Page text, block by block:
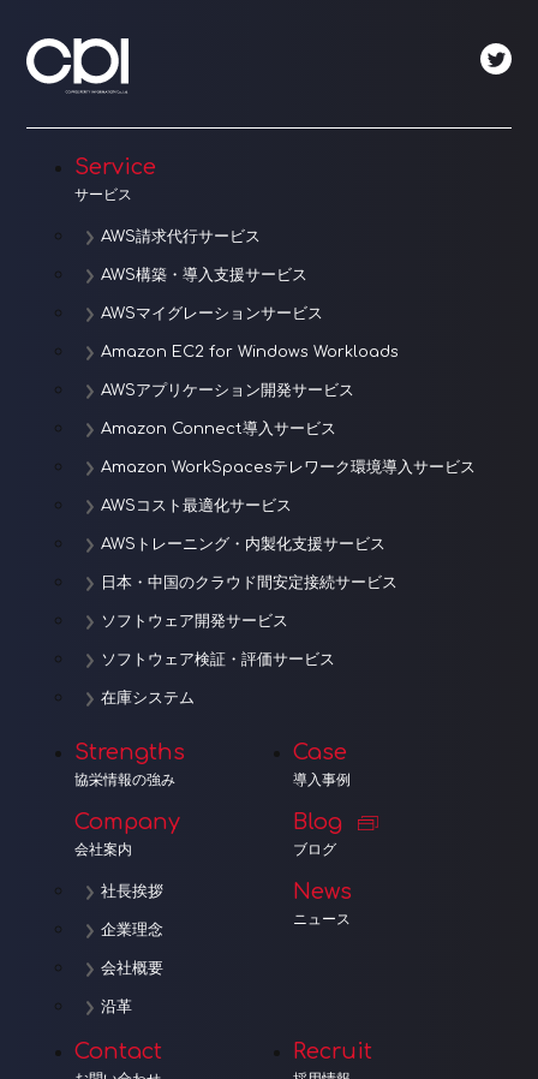
ゲ
ー
シ
ョ Service
サービス
AWS請求代行サービス
AWS構築・導入支援サービス
AWSマイグレーションサービス
Amazon EC2 for Windows Workloads
AWSアプリケーション開発サービス
Amazon Connect導入サービス
Amazon WorkSpacesテレワーク環境導入サービス
AWSコスト最適化サービス
AWSトレーニング・内製化支援サービス
日本・中国のクラウド間安定接続サービス
ソフトウェア開発サービス
ソフトウェア検証・評価サービス
在庫システム
Strengths
協栄情報の強み
Company
会社案内
社長挨拶
企業理念
会社概要
沿革
Case
導入事例
Blog
ブログ
News
ニュース
Contact Recruit